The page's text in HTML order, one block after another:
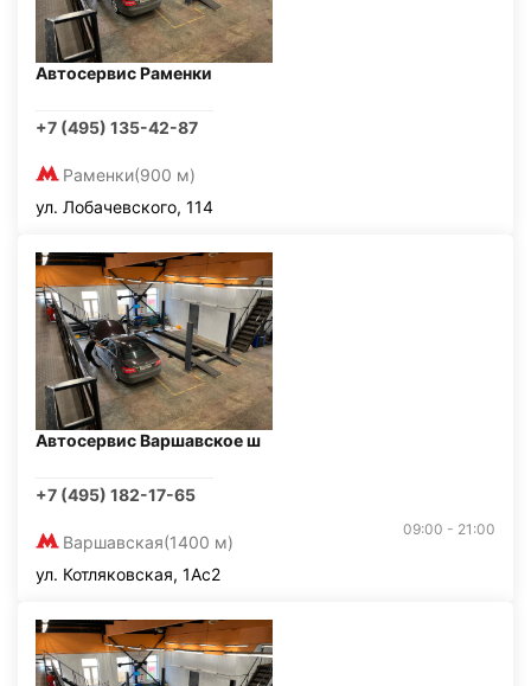
Автосервис Раменки
+7 (495) 135-42-87
Раменки(900 м)
ул. Лобачевского, 114
Автосервис Варшавское ш
+7 (495) 182-17-65
Варшавская(1400 м)
09:00 - 21:00
ул. Котляковская, 1Ас2